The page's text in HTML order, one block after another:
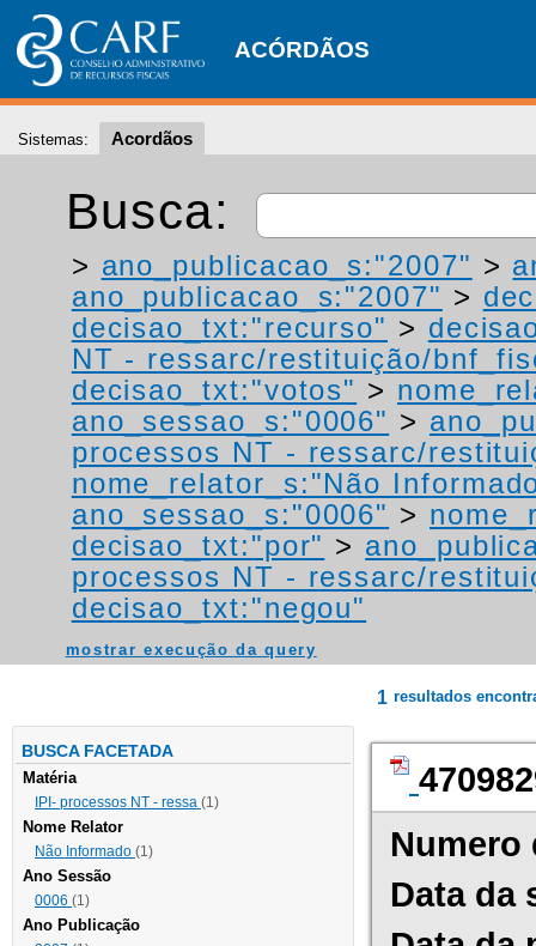
ACÓRDÃOS
Sistemas: Acordãos
Busca:
> ano_publicacao_s:"2007" >
ano_publicacao_s:"2007" >
decisao_txt:"recurso" >
NT - ressarc/restituição/
decisao_txt:"votos" >
ano_sessao_s:"0006" >
processos NT - ressarc/
nome_relator_s:"Não
ano_sessao_s:"0006" >
decisao_txt:"por" >
processos NT - ressarc/
decisao_txt:"negou"
mostrar execução da query
BUSCA FACETADA
Matéria
IPI- processos NT - ressa (1)
Nome Relator
Não Informado (1)
Ano Sessão
0006 (1)
Ano Publicação
1 resultados
Numero
Data da